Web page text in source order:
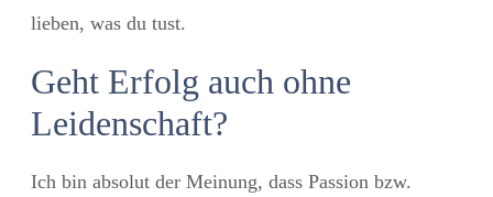
lieben, was du tust.
Geht Erfolg auch ohne
Leidenschaft?
Ich bin absolut der Meinung, dass Passion bzw.